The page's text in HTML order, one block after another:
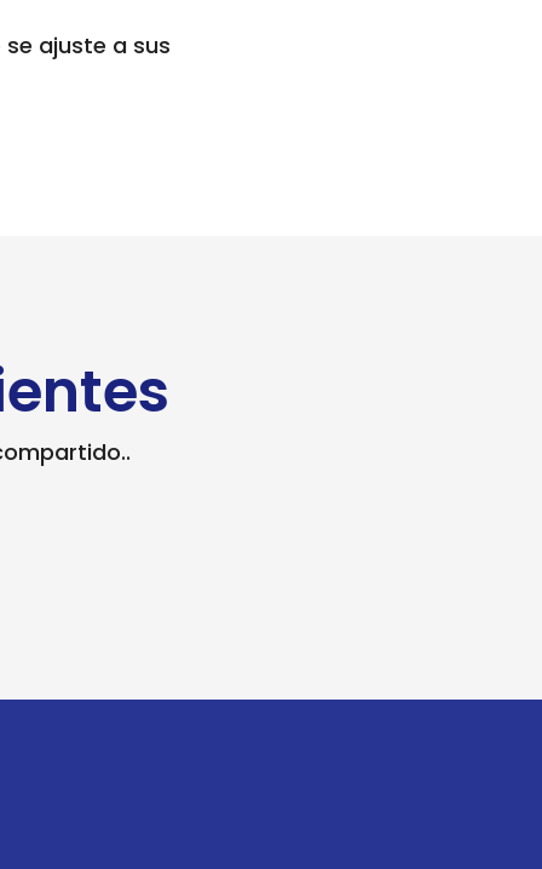
ajuste a sus